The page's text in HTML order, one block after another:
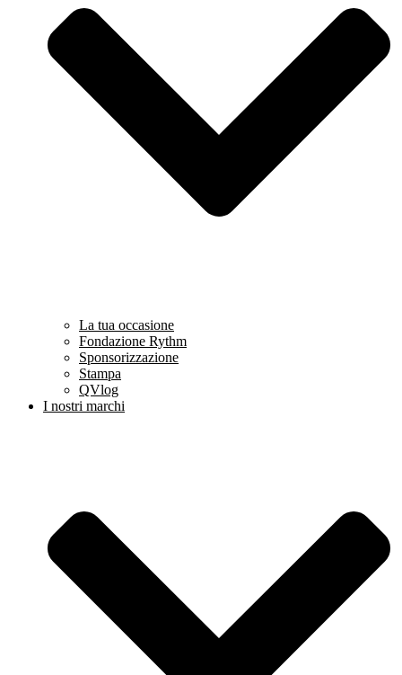
La tua occasione
Fondazione Rythm
Sponsorizzazione
Stampa
QVlog
I nostri marchi